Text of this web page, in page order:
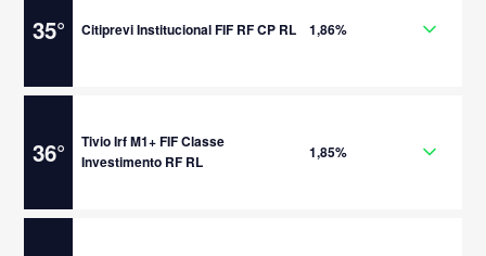
35° Citiprevi Institucional FIF RF CP RL 1,86%
36°
Tivio Irf M1+ FIF Classe
Investimento RF RL
1,85%